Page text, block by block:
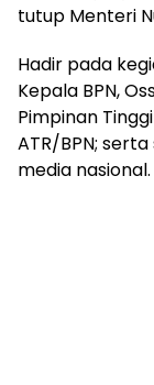
tutup Menteri
Hadir pada
Kepala BPN,
Pimpinan
ATR/BPN;
media